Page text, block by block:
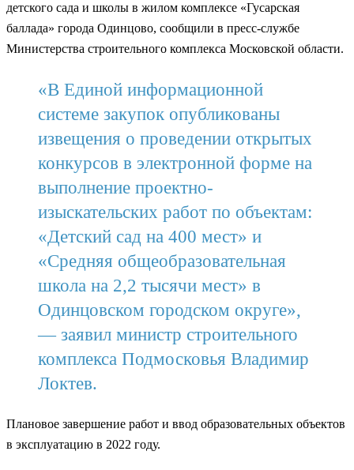
детского сада и школы в жилом комплексе «Гусарская
баллада» города Одинцово, сообщили в пресс-службе
Министерства строительного комплекса Московской области.
«В Единой информационной
системе закупок опубликованы
извещения о проведении открытых
конкурсов в электронной форме на
выполнение проектно-
изыскательских работ по объектам:
«Детский сад на 400 мест» и
«Средняя общеобразовательная
школа на 2,2 тысячи мест» в
Одинцовском городском округе»,
— заявил министр строительного
комплекса Подмосковья Владимир
Локтев.
Плановое завершение работ и ввод образовательных объектов
в эксплуатацию в 2022 году.